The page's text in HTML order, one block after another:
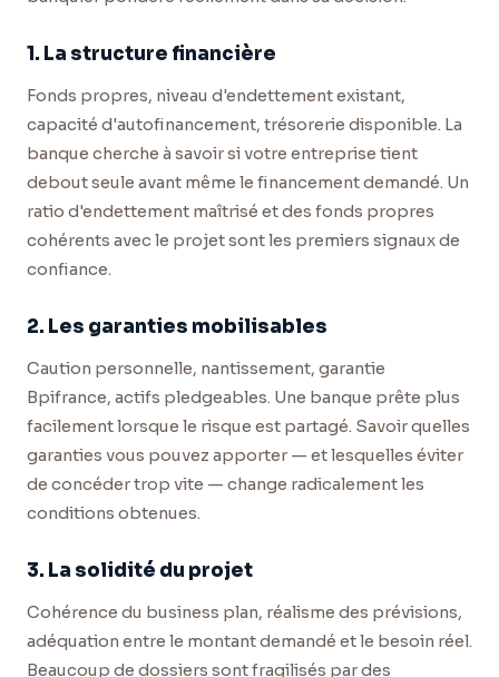
1. La structure financière
Fonds propres, niveau d'endettement existant,
capacité d'autofinancement, trésorerie disponible. La
banque cherche à savoir si votre entreprise tient
debout seule avant même le financement demandé. Un
ratio d'endettement maîtrisé et des fonds propres
cohérents avec le projet sont les premiers signaux de
confiance.
2. Les garanties mobilisables
Caution personnelle, nantissement, garantie
Bpifrance, actifs pledgeables. Une banque prête plus
facilement lorsque le risque est partagé. Savoir quelles
garanties vous pouvez apporter — et lesquelles éviter
de concéder trop vite — change radicalement les
conditions obtenues.
3. La solidité du projet
Cohérence du business plan, réalisme des prévisions,
adéquation entre le montant demandé et le besoin réel.
Beaucoup de dossiers sont fragilisés par des